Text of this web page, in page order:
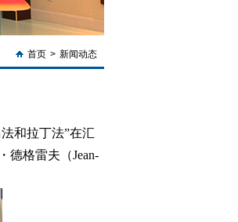
首页 > 新闻动态
和拉丁法”在汇
德格雷夫（Jean-